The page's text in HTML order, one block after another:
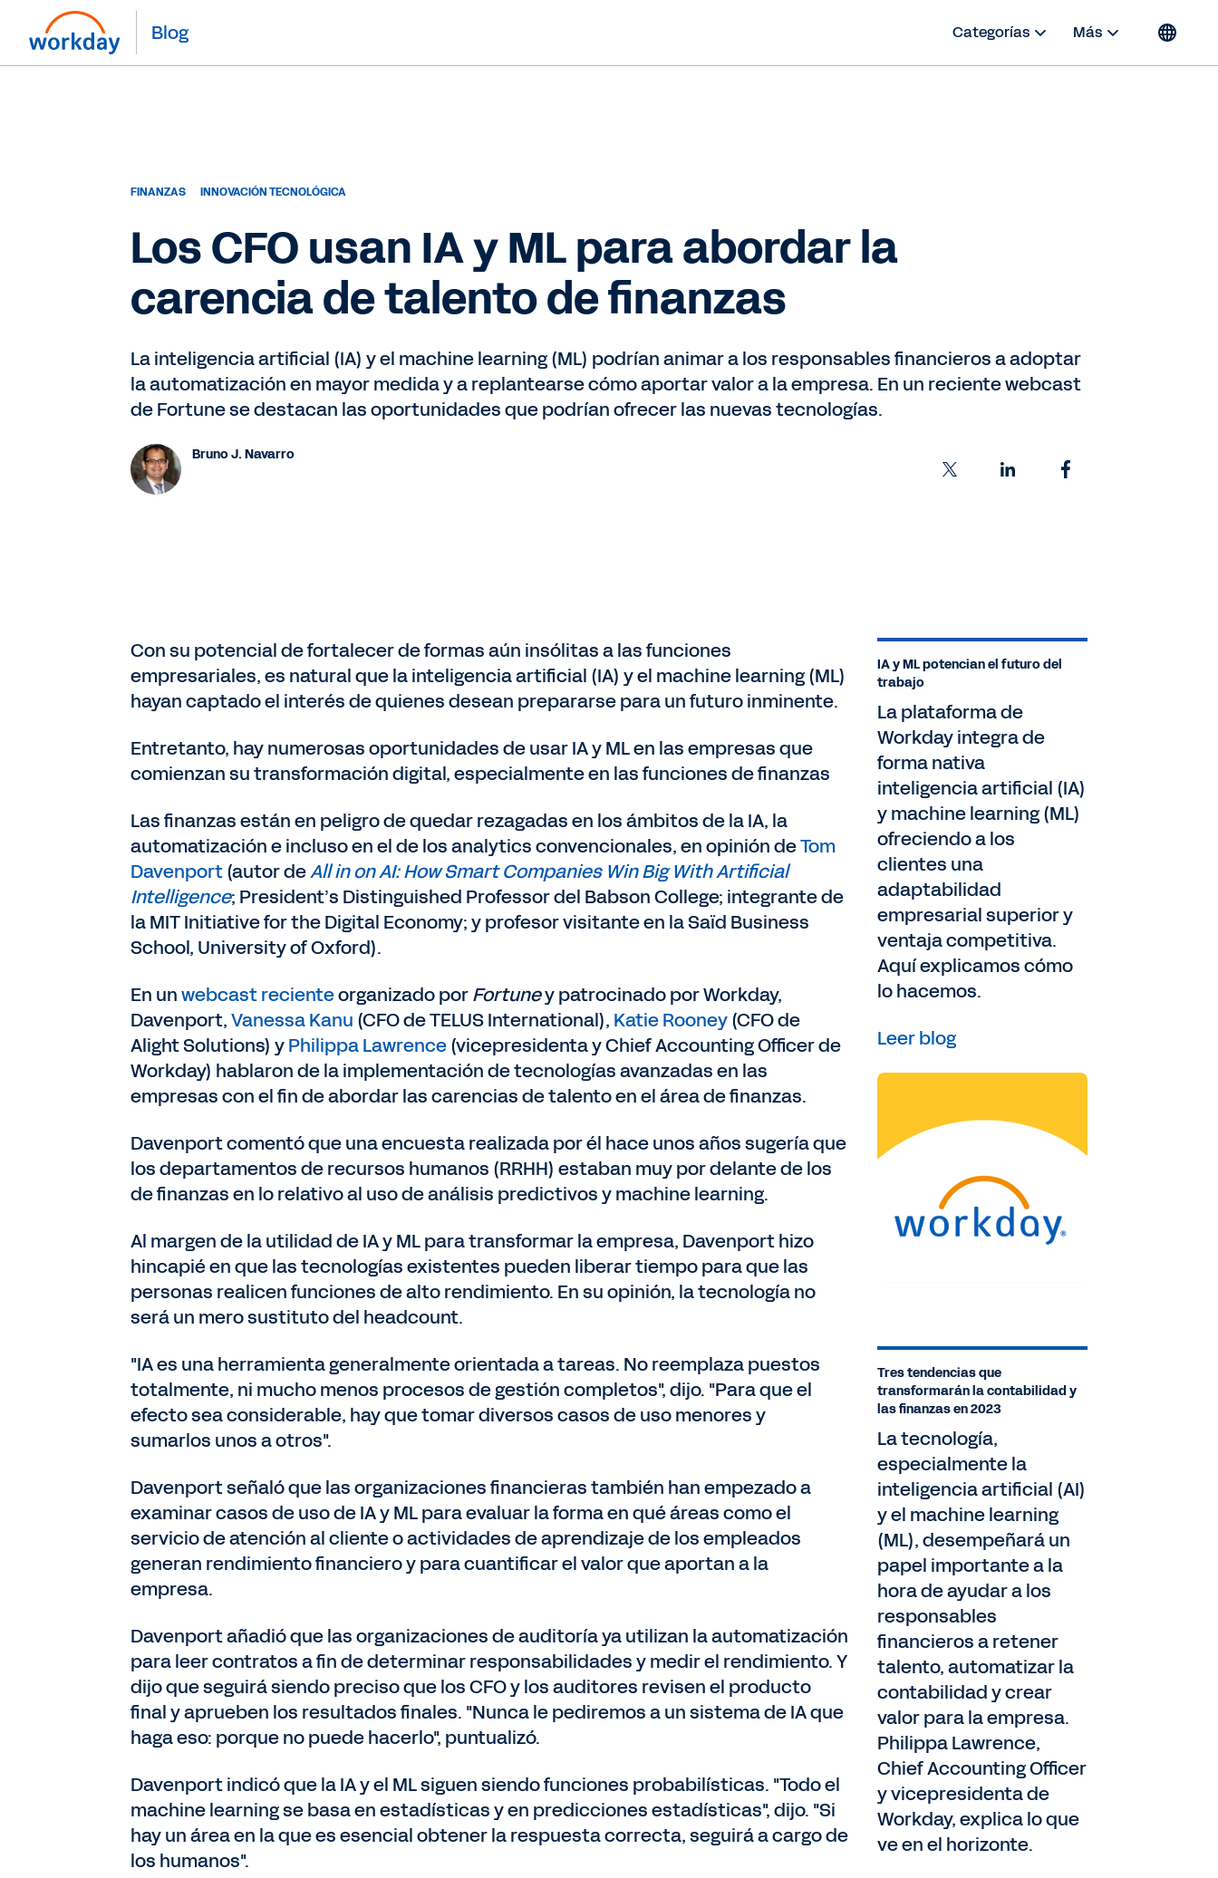
Blog Categorías Más
FINANZAS INNOVACIÓN TECNOLÓGICA
Los CFO usan IA y ML para abordar la
carencia de talento de finanzas
La inteligencia artificial (IA) y el machine learning (ML) podrían animar a los responsables financieros a adoptar
la automatización en mayor medida y a replantearse cómo aportar valor a la empresa. En un reciente webcast
de Fortune se destacan las oportunidades que podrían ofrecer las nuevas tecnologías.
Bruno J. Navarro
Con su potencial de fortalecer de formas aún insólitas a las funciones
empresariales, es natural que la inteligencia artificial (IA) y el machine learning (ML)
hayan captado el interés de quienes desean prepararse para un futuro inminente.
Entretanto, hay numerosas oportunidades de usar IA y ML en las empresas que
comienzan su transformación digital, especialmente en las funciones de finanzas
Las finanzas están en peligro de quedar rezagadas en los ámbitos de la IA, la
automatización e incluso en el de los analytics convencionales, en opinión deTom
Davenport(autor deAll in on AI: How Smart Companies Win Big With Artificial
Intelligence; President’s Distinguished Professor del Babson College; integrante de
la MIT Initiative for the Digital Economy; y profesor visitante en la Saïd Business
School, University of Oxford).
En unwebcast recienteorganizado porFortuney patrocinado por Workday,
Davenport,Vanessa Kanu (CFO de TELUS International), Katie Rooney(CFO de
Alight Solutions) yPhilippa Lawrence(vicepresidenta y Chief Accounting Officer de
Workday) hablaron de la implementación de tecnologías avanzadas en las
empresas con el fin de abordar las carencias de talento en el área de finanzas.
Davenport comentó que una encuesta realizada por él hace unos años sugería que
los departamentos de recursos humanos (RRHH) estaban muy por delante de los
de finanzas en lo relativo al uso de análisis predictivos y machine learning.
Al margen de la utilidad de IA y ML para transformar la empresa, Davenport hizo
hincapié en que las tecnologías existentes pueden liberar tiempo para que las
personas realicen funciones de alto rendimiento. En su opinión, la tecnología no
será un mero sustituto del headcount.
"IA es una herramienta generalmente orientada a tareas. No reemplaza puestos
totalmente, ni mucho menos procesos de gestión completos", dijo. "Para que el
efecto sea considerable, hay que tomar diversos casos de uso menores y
sumarlos unos a otros".
Davenport señaló que las organizaciones financieras también han empezado a
examinar casos de uso de IA y ML para evaluar la forma en qué áreas como el
servicio de atención al cliente o actividades de aprendizaje de los empleados
generan rendimiento financiero y para cuantificar el valor que aportan a la
empresa.
Davenport añadió que las organizaciones de auditoría ya utilizan la automatización
para leer contratos a fin de determinar responsabilidades y medir el rendimiento. Y
dijo que seguirá siendo preciso que los CFO y los auditores revisen el producto
final y aprueben los resultados finales. "Nunca le pediremos a un sistema de IA que
haga eso: porque no puede hacerlo", puntualizó.
Davenport indicó que la IA y el ML siguen siendo funciones probabilísticas. "Todo el
machine learning se basa en estadísticas y en predicciones estadísticas", dijo. "Si
hay un área en la que es esencial obtener la respuesta correcta, seguirá a cargo de
los humanos".
IA y ML potencian el futuro del
trabajo
La plataforma de
Workday integra de
forma nativa
inteligencia artificial (IA)
y machine learning (ML)
ofreciendo a los
clientes una
adaptabilidad
empresarial superior y
ventaja competitiva.
Aquí explicamos cómo
lo hacemos.
Leer blog
Tres tendencias que
transformarán la contabilidad y
las finanzas en 2023
La tecnología,
especialmente la
inteligencia artificial (AI)
y el machine learning
(ML), desempeñará un
papel importante a la
hora de ayudar a los
responsables
financieros a retener
talento, automatizar la
contabilidad y crear
valor para la empresa.
Philippa Lawrence,
Chief Accounting Officer
y vicepresidenta de
Workday, explica lo que
ve en el horizonte.